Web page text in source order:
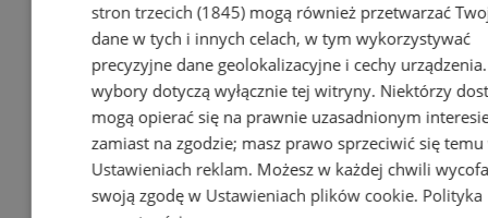
stron trzecich (1845)mogą również przetwarzać
dane w tych i innych celach, w tym wykorzystywać
precyzyjne dane geolokalizacyjne i cechy
wybory dotyczą wyłącznie tej witryny. Niektórzy
mogą opierać się na prawnie uzasadnionym
zamiast na zgodzie; masz prawo sprzeciwić się temu
Ustawieniach reklam. Możesz w każdej chwili
swoją zgodę w Ustawieniach plików cookie. Polityka